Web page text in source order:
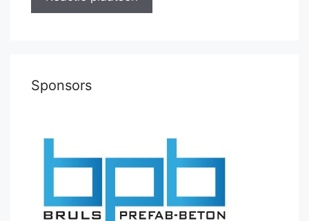
Sponsors